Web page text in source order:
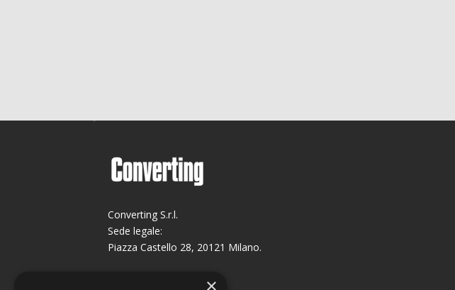
Converting S.r.l.
Sede legale:
Piazza Castello 28, 20121 Milano.